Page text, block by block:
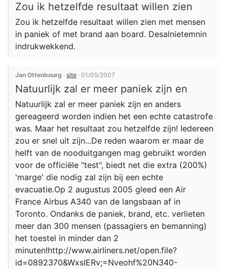
Zou ik hetzelfde resultaat willen zien
Zou ik hetzelfde resultaat willen zien met mensen
in paniek of met brand aan board. Desalnietemnin
indrukwekkend.
Jan Ottenbourg · site · 01/05/2007
Natuurlijk zal er meer paniek zijn en
Natuurlijk zal er meer paniek zijn en anders
gereageerd worden indien het een echte catastrofe
was. Maar het resultaat zou hetzelfde zijn! Iedereen
zou er snel uit zijn...De reden waarom er maar de
helft van de nooduitgangen mag gebruikt worden
voor de officiële "test", biedt net die extra (200%)
'marge' die nodig zal zijn bij een echte
evacuatie.Op 2 augustus 2005 gleed een Air
France Airbus A340 van de langsbaan af in
Toronto. Ondanks de paniek, brand, etc. verlieten
meer dan 300 mensen (passagiers en bemanning)
het toestel in minder dan 2
minuten!http://www.airliners.net/open.file?
id=0892370&WxsIERv;=Nveohf%20N340-